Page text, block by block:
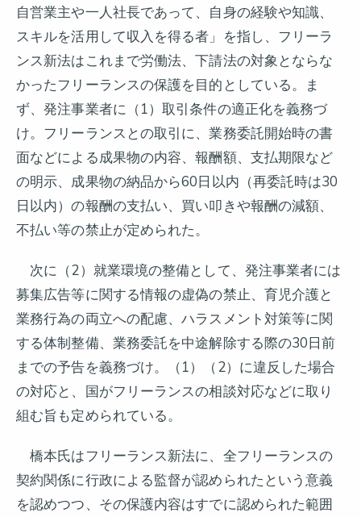
自営業主や一人社長であって、自身の経験や知識、
スキルを活用して収入を得る者」を指し、フリーラ
ンス新法はこれまで労働法、下請法の対象とならな
かったフリーランスの保護を目的としている。ま
ず、発注事業者に（1）取引条件の適正化を義務づ
け。フリーランスとの取引に、業務委託開始時の書
面などによる成果物の内容、報酬額、支払期限など
の明示、成果物の納品から60日以内（再委託時は30
日以内）の報酬の支払い、買い叩きや報酬の減額、
不払い等の禁止が定められた。
次に（2）就業環境の整備として、発注事業者には
募集広告等に関する情報の虚偽の禁止、育児介護と
業務行為の両立への配慮、ハラスメント対策等に関
する体制整備、業務委託を中途解除する際の30日前
までの予告を義務づけ。（1）（2）に違反した場合
の対応と、国がフリーランスの相談対応などに取り
組む旨も定められている。
橋本氏はフリーランス新法に、全フリーランスの
契約関係に行政による監督が認められたという意義
を認めつつ、その保護内容はすでに認められた範囲